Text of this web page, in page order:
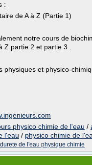
:
de A à Z (Partie 1)
notre cours de
Z partie 2 et partie 3 .
et physico-
physico chimie de l'eau /
l'eau / physico chimie de
durete de l'eau physique chimie